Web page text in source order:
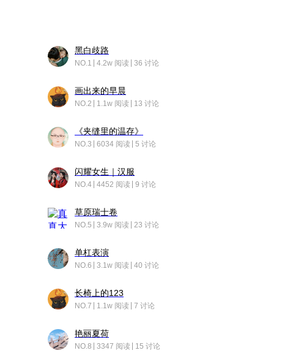
黑白歧路
NO.1 4.2w 阅读 36 讨论
画出来的早晨
NO.2 1.1w 阅读 13 讨论
《夹缝里的温存》
NO.3 6034 阅读 5 讨论
闪耀女生｜汉服
NO.4 4452 阅读 9 讨论
草原瑞士卷
NO.5 3.9w 阅读 23 讨论
单杠表演
NO.6 3.1w 阅读 40 讨论
长椅上的123
NO.7 1.1w 阅读 7 讨论
艳丽夏荷
NO.8 3347 阅读 15 讨论